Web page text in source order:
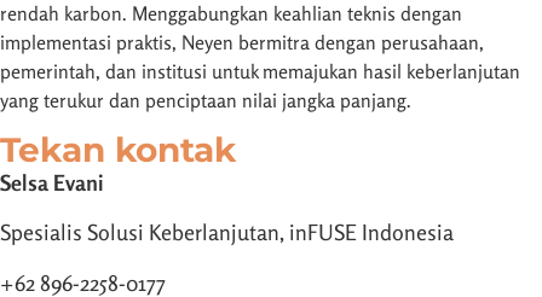
rendah karbon. Menggabungkan keahlian teknis dengan
implementasi praktis, Neyen bermitra dengan perusahaan,
pemerintah, dan institusi untuk memajukan hasil keberlanjutan
yang terukur dan penciptaan nilai jangka panjang.
Tekan kontak
Selsa Evani
Spesialis Solusi Keberlanjutan, inFUSE Indonesia
+62 896-2258-0177